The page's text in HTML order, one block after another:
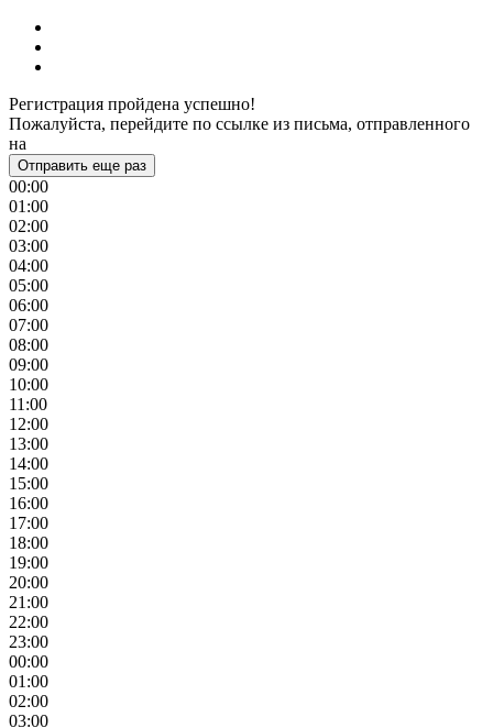
Регистрация пройдена успешно!
Пожалуйста, перейдите по ссылке из письма, отправленного
на
Отправить еще раз
00:00
01:00
02:00
03:00
04:00
05:00
06:00
07:00
08:00
09:00
10:00
11:00
12:00
13:00
14:00
15:00
16:00
17:00
18:00
19:00
20:00
21:00
22:00
23:00
00:00
01:00
02:00
03:00